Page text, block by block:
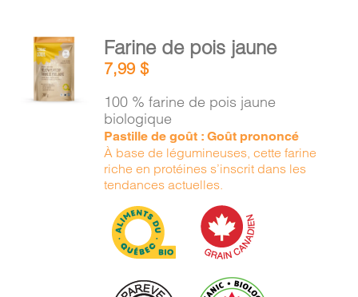
AJOUTER
AU
PANIER
/
Farine de pois jaune
7,99$
100 % farine de pois jaune
biologique
Pastille de goût : Goût prononcé
À base de légumineuses, cette farine
riche en protéines s’inscrit dans les
tendances actuelles.